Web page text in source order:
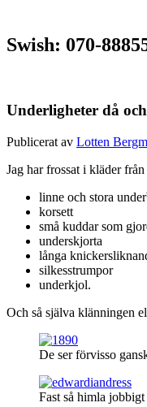
Swish: 070-
Underligheter då
Publicerat av Lotten
Jag har frossat i kläder
linne och stora
korsett
små kuddar som
underskjorta
långa
silkesstrumpor
underkjol.
Och så själva klänningen
De ser förvisso
Fast så himla